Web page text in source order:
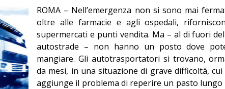
ROMA – Nell’emergenza non si sono mai
oltre alle farmacie e agli ospedali,
supermercati e punti vendita. Ma – al di fuori
autostrade – non hanno un posto dove
mangiare. Gli autotrasportatori si trovano,
da mesi, in una situazione di grave difficoltà, cui
aggiunge il problema di reperire un pasto lungo
Il provvisorio
permanente
Editoriale